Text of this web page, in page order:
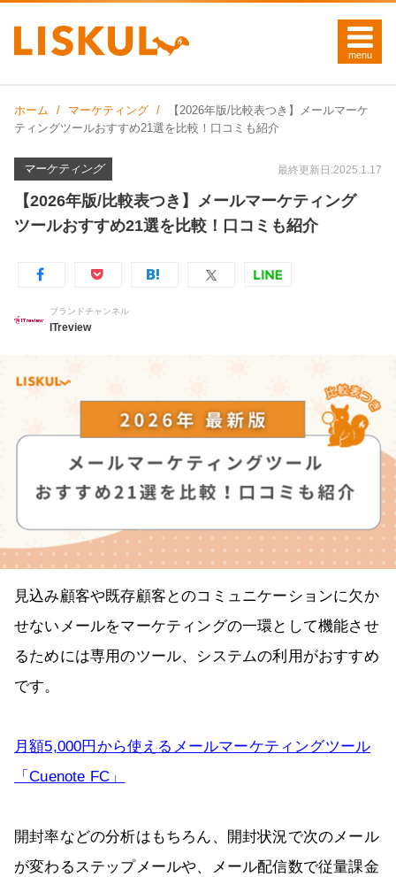
ホーム マーケティング
【2026年版/比較表つき】メールマーケ
ティングツールおすすめ21選を比較！口コミも紹介
マーケティング 最終更新日:2025.1.17
【2026年版/比較表つき】メールマーケティング
ツールおすすめ21選を比較！口コミも紹介
ブランドチャンネル
ITreview
見込み顧客や既存顧客とのコミュニケーションに欠か
せないメールをマーケティングの一環として機能させ
るためには専用のツール、システムの利用がおすすめ
です。
月額5,000円から使えるメールマーケティングツール
「Cuenote FC」
開封率などの分析はもちろん、開封状況で次のメール
が変わるステップメールや、メール配信数で従量課金